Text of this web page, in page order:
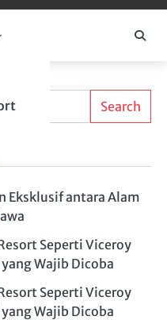
Search
Eksklusif antara Alam
Seperti Viceroy
Wajib Dicoba
Seperti Viceroy
Wajib Dicoba